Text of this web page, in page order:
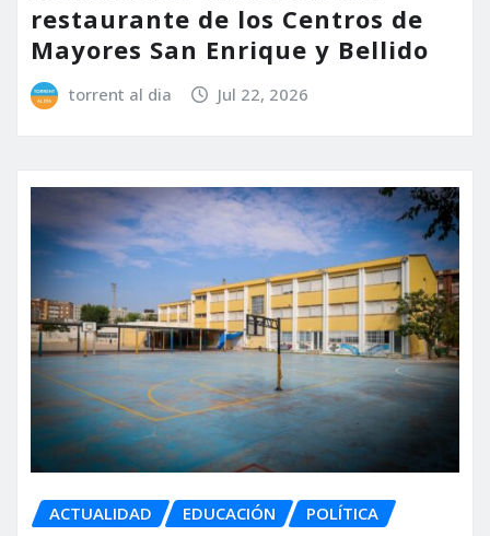
restaurante de los Centros de
Mayores San Enrique y Bellido
torrent al dia Jul 22, 2026
ACTUALIDAD EDUCACIÓN POLÍTICA